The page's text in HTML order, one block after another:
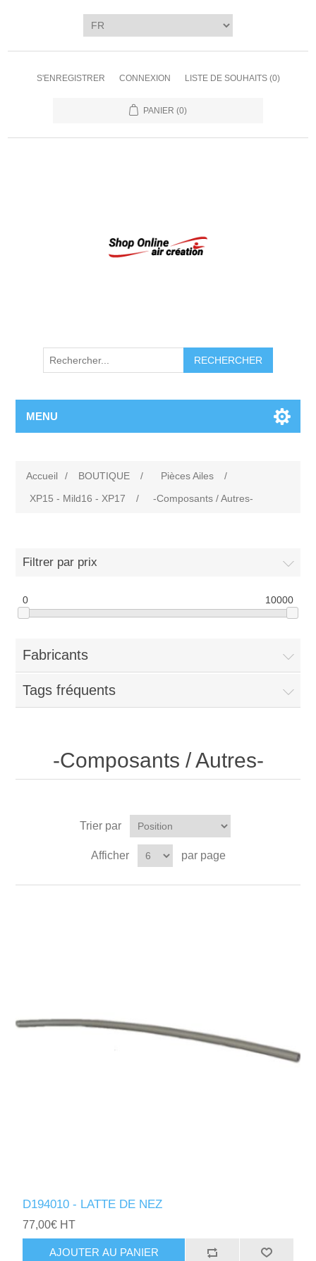
S'ENREGISTRER CONNEXION LISTE DE SOUHAITS (0)
PANIER (0)
RECHERCHER
MENU
Accueil / BOUTIQUE / Pièces Ailes
/
XP15 - Mild16 - XP17
/ -Composants / Autres-
Filtrer par prix
0 10000
Fabricants
Tags fréquents
-Composants / Autres-
Trier par
Afficher par page
D194010 - LATTE DE NEZ
77,00€ HT
AJOUTER AU PANIER